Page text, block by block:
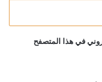
في هذا المتصفح